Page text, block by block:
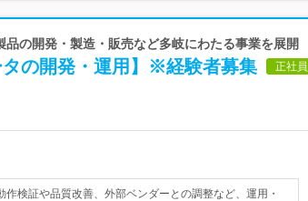
の開発・製造・販売など多岐にわたる事業を展開
タの開発・運用】※経験者募集 正社員
検証や品質改善、外部ベンダーとの調整など、運用・